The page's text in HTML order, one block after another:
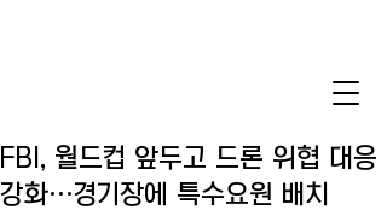
FBI, 월드컵 앞두고 드론 위협 대응
강화…경기장에 특수요원 배치